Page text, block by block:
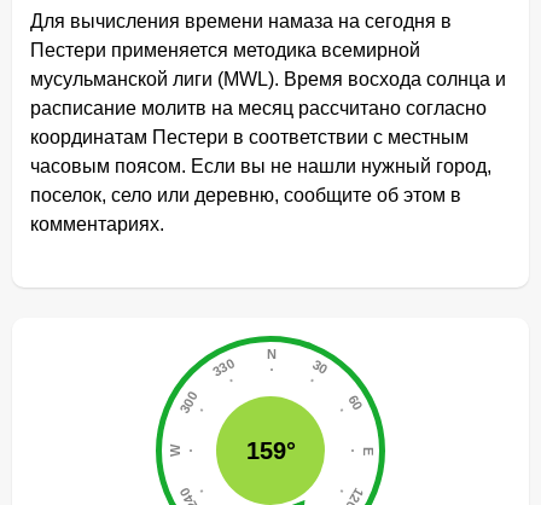
Для вычисления времени намаза на сегодня в
Пестери применяется методика всемирной
мусульманской лиги (MWL). Время восхода солнца и
расписание молитв на месяц рассчитано согласно
координатам Пестери в соответствии с местным
часовым поясом. Если вы не нашли нужный город,
поселок, село или деревню, сообщите об этом в
комментариях.
159°